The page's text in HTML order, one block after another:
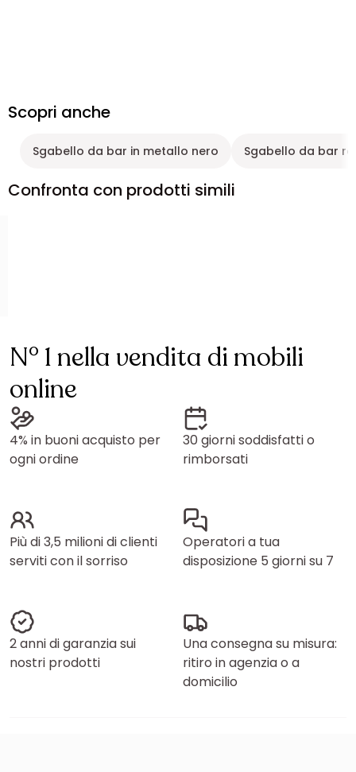
Scopri anche
Sgabello da bar in metallo nero Sgabello da bar
Confronta con prodotti simili
N° 1 nella vendita di mobili
online
4% in buoni acquisto per
ogni ordine
30 giorni soddisfatti o
rimborsati
Più di 3,5 milioni di clienti
serviti con il sorriso
Operatori a tua
disposizione 5 giorni su 7
2 anni di garanzia sui
nostri prodotti
Una consegna su misura:
ritiro in agenzia o a
domicilio